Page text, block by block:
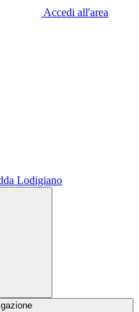
Accedi all'area
Lodigiano